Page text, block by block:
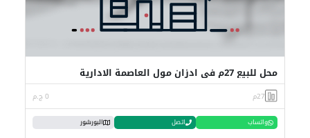
محل للبيع 27م في ادزان مول العاصمة الادارية
27م 0 ج.م
واتساب اتصل البورشور